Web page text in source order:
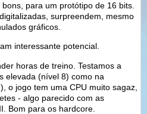
para um protótipo de 16 bits.
surpreendem, mesmo
gráficos.
interessante potencial.
horas de treino. Testamos a
elevada (nível 8) como na
o jogo tem uma CPU muito sagaz,
- algo parecido com as
Bom para os hardcore.